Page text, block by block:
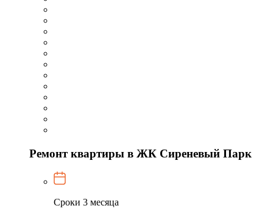
Ремонт квартиры в ЖК Сиреневый Парк
Сроки 3 месяца